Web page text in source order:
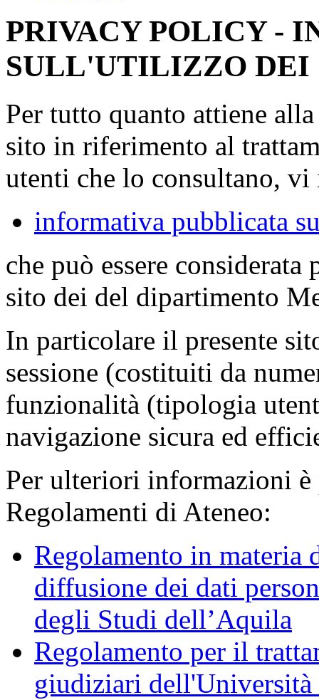
PRIVACY POLICY -
SULL'UTILIZZO DEI
Per tutto quanto attiene
sito in riferimento al
utenti che lo consultano,
informativa pubblicata
che può essere
sito dei del dipartimento
In particolare il presente
sessione (costituiti da
funzionalità (tipologia
navigazione sicura ed
Per ulteriori informazioni è
Regolamenti di Ateneo:
Regolamento in materia
diffusione dei dati
degli Studi dell’Aquila
Regolamento per il
giudiziari